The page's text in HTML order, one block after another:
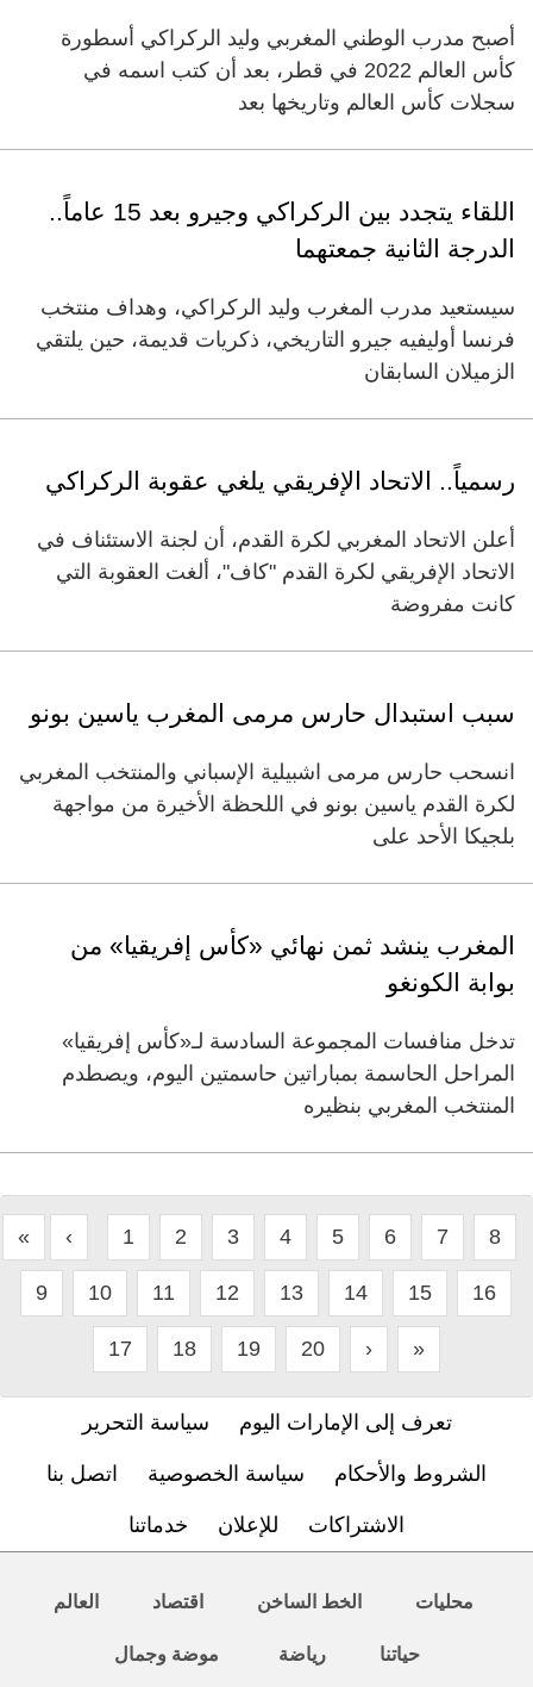
أصبح مدرب الوطني المغربي وليد الركراكي أسطورة
كأس العالم 2022 في قطر، بعد أن كتب اسمه في
سجلات كأس العالم وتاريخها بعد
اللقاء يتجدد بين الركراكي وجيرو بعد 15 عاماً..
الدرجة الثانية جمعتهما
سيستعيد مدرب المغرب وليد الركراكي، وهداف منتخب
فرنسا أوليفيه جيرو التاريخي، ذكريات قديمة، حين يلتقي
الزميلان السابقان
رسمياً.. الاتحاد الإفريقي يلغي عقوبة الركراكي
أعلن الاتحاد المغربي لكرة القدم، أن لجنة الاستئناف في
الاتحاد الإفريقي لكرة القدم "كاف"، ألغت العقوبة التي
كانت مفروضة
سبب استبدال حارس مرمى المغرب ياسين بونو
انسحب حارس مرمى اشبيلية الإسباني والمنتخب المغربي
لكرة القدم ياسين بونو في اللحظة الأخيرة من مواجهة
بلجيكا الأحد على
المغرب ينشد ثمن نهائي «كأس إفريقيا» من
بوابة الكونغو
تدخل منافسات المجموعة السادسة لـ«كأس إفريقيا»
المراحل الحاسمة بمباراتين حاسمتين اليوم، ويصطدم
المنتخب المغربي بنظيره
« ‹ 1 2 3 4 5 6 7 8
9 10 11 12 13 14 15 16
17 18 19 20 › »
تعرف إلى الإمارات اليوم سياسة التحرير
الشروط والأحكام سياسة الخصوصية اتصل بنا
الاشتراكات للإعلان خدماتنا
محليات الخط الساخن اقتصاد العالم
حياتنا رياضة موضة وجمال